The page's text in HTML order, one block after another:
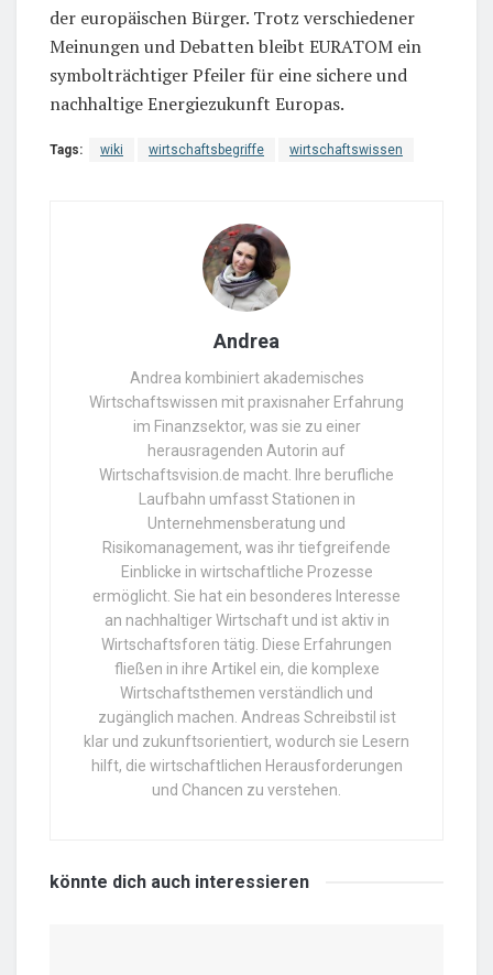
der europäischen Bürger. Trotz verschiedener
Meinungen und Debatten bleibt EURATOM ein
symbolträchtiger Pfeiler für eine sichere und
nachhaltige Energiezukunft Europas.
Tags: wiki wirtschaftsbegriffe wirtschaftswissen
Andrea
Andrea kombiniert akademisches
Wirtschaftswissen mit praxisnaher Erfahrung
im Finanzsektor, was sie zu einer
herausragenden Autorin auf
Wirtschaftsvision.de macht. Ihre berufliche
Laufbahn umfasst Stationen in
Unternehmensberatung und
Risikomanagement, was ihr tiefgreifende
Einblicke in wirtschaftliche Prozesse
ermöglicht. Sie hat ein besonderes Interesse
an nachhaltiger Wirtschaft und ist aktiv in
Wirtschaftsforen tätig. Diese Erfahrungen
fließen in ihre Artikel ein, die komplexe
Wirtschaftsthemen verständlich und
zugänglich machen. Andreas Schreibstil ist
klar und zukunftsorientiert, wodurch sie Lesern
hilft, die wirtschaftlichen Herausforderungen
und Chancen zu verstehen.
könnte dich auch interessieren